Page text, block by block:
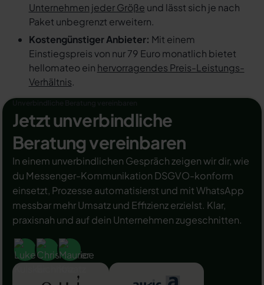
Unternehmen jeder Größe und lässt sich je nach
Paket unbegrenzt erweitern.
Kostengünstiger Anbieter: Mit einem
Einstiegspreis von nur 79 Euro monatlich bietet
hellomateo ein hervorragendes Preis-Leistungs-
Verhältnis.
Jetzt unverbindliche
Beratung vereinbaren
In einem unverbindlichen Gespräch zeigen wir dir, wie
du Messenger-Kommunikation DSGVO-konform
einsetzt, Prozesse automatisierst und mit WhatsApp
messbar mehr Umsatz und Effizienz erzielst. Klar,
praxisnah und auf dein Unternehmen zugeschnitten.